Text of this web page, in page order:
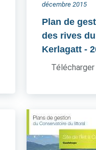
décembre 2015
Plan de
des rives
Kerlagatt -